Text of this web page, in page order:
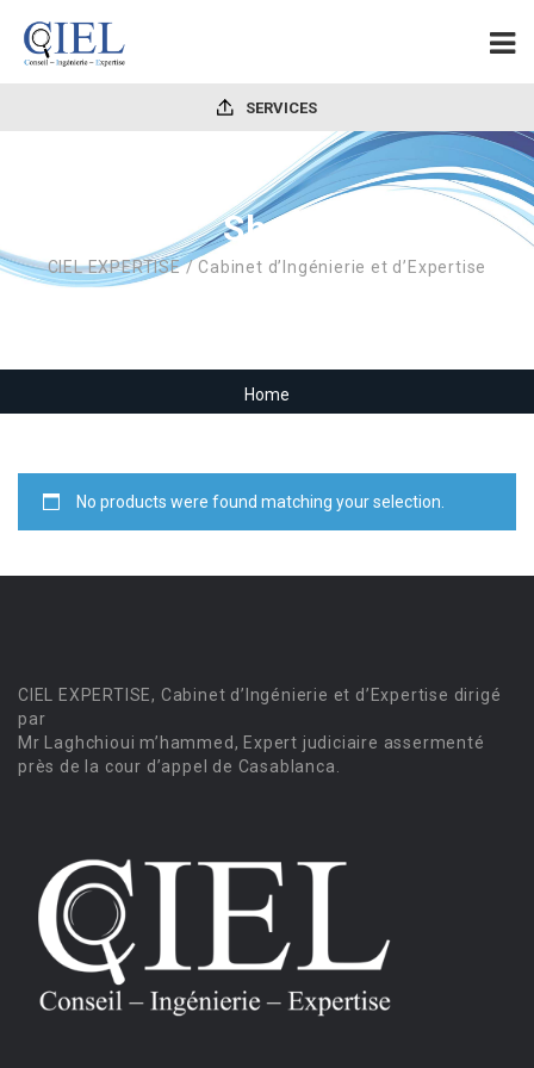
SERVICES
Shop
CIEL EXPERTISE / Cabinet d’Ingénierie et d’Expertise
Home
No products were found matching your selection.
CIEL EXPERTISE, Cabinet d’Ingénierie et d’Expertise dirigé
par
Mr Laghchioui m’hammed, Expert judiciaire assermenté
près de la cour d’appel de Casablanca.